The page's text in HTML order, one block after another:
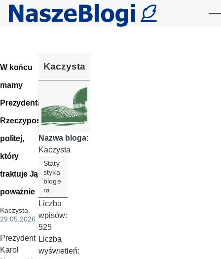
Przejdź do treści
W końcu
mamy
Prezydenta
Rzeczypos
politej,
który
traktuje Ją
poważnie
Kaczysta,
29.05.2026
Prezydent
Karol
Kaczysta
Nazwa bloga:
Kaczysta
Staty
styka
bloge
ra
Liczba
wpisów:
525
Liczba
wyświetleń: